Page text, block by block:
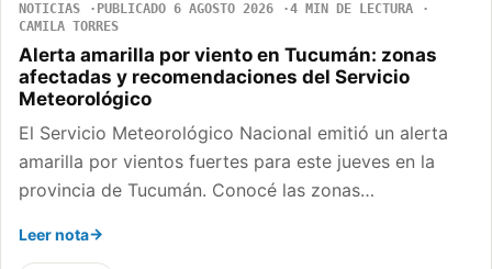
NOTICIAS PUBLICADO 6 AGOSTO 2026
4 MIN DE LECTURA
CAMILA TORRES
Alerta amarilla por viento en Tucumán: zonas
afectadas y recomendaciones del Servicio
Meteorológico
El Servicio Meteorológico Nacional emitió un alerta
amarilla por vientos fuertes para este jueves en la
provincia de Tucumán. Conocé las zonas…
Leer nota